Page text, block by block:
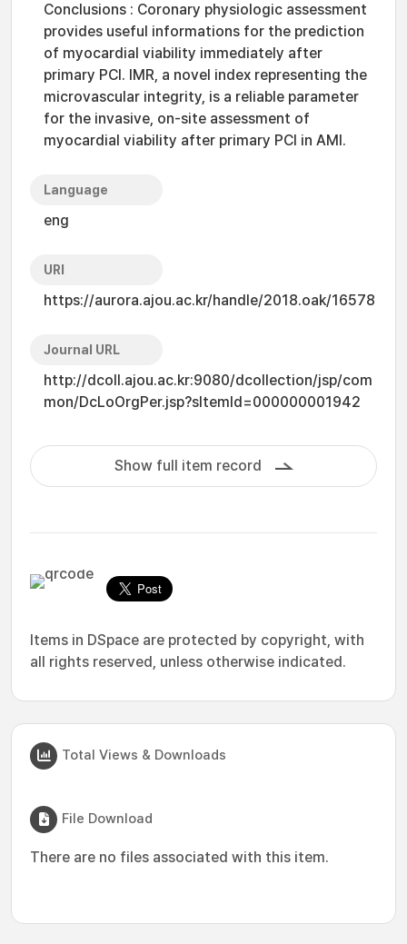
Conclusions : Coronary physiologic assessment
provides useful informations for the prediction
of myocardial viability immediately after
primary PCI. IMR, a novel index representing the
microvascular integrity, is a reliable parameter
for the invasive, on-site assessment of
myocardial viability after primary PCI in AMI.
Language
eng
URI
https://aurora.ajou.ac.kr/handle/2018.oak/16578
Journal URL
http://dcoll.ajou.ac.kr:9080/dcollection/jsp/com
mon/DcLoOrgPer.jsp?sItemId=000000001942
Show full item record
Items in DSpace are protected by copyright, with
all rights reserved, unless otherwise indicated.
Total Views & Downloads
File Download
There are no files associated with this item.